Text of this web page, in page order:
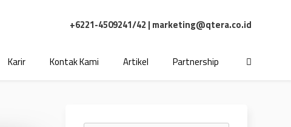
+6221-4509241/42 | marketing@qtera.co.id
Karir Kontak Kami Artikel Partnership